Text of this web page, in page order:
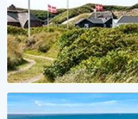
SAISON 2027
Für Meer Urlaubsvorfreude